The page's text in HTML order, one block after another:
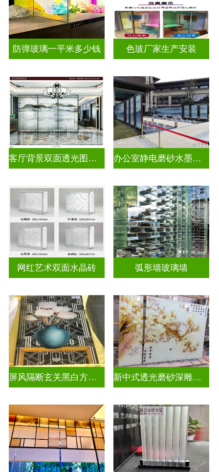
防弹玻璃一平米多少钱 色玻厂家生产安装
客厅背景双面透光图案水墨山水画玻璃 办公室静电磨砂水墨山水画玻璃
网红艺术双面水晶砖 弧形墙玻璃墙
屏风隔断玄关黑白方块深雕双面效果 新中式透光磨砂深雕浮雕玻璃